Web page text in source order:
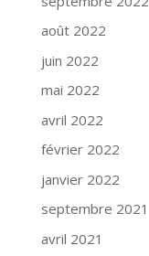
août 2022
juin 2022
mai 2022
avril 2022
février 2022
janvier 2022
septembre 2021
avril 2021